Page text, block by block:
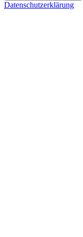
Datenschutzerklärung